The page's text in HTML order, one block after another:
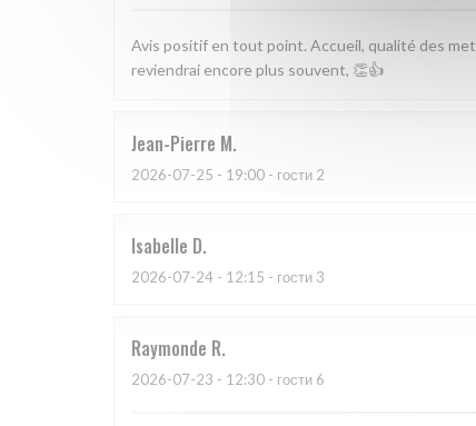
Avis positif en tout point. Accueil, qualité des
reviendrai encore plus souvent, 👏👍
Jean-Pierre M
2026-07-25 - 19:00 - гости 2
Isabelle D
2026-07-24 - 12:15 - гости 3
Raymonde R
2026-07-23 - 12:30 - гости 6